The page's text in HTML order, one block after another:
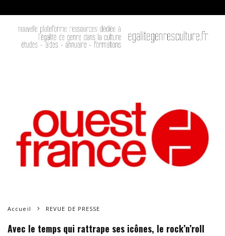
Accueil REVUE DE PRESSE
Avec le temps qui rattrape ses icônes, le rock’n’roll